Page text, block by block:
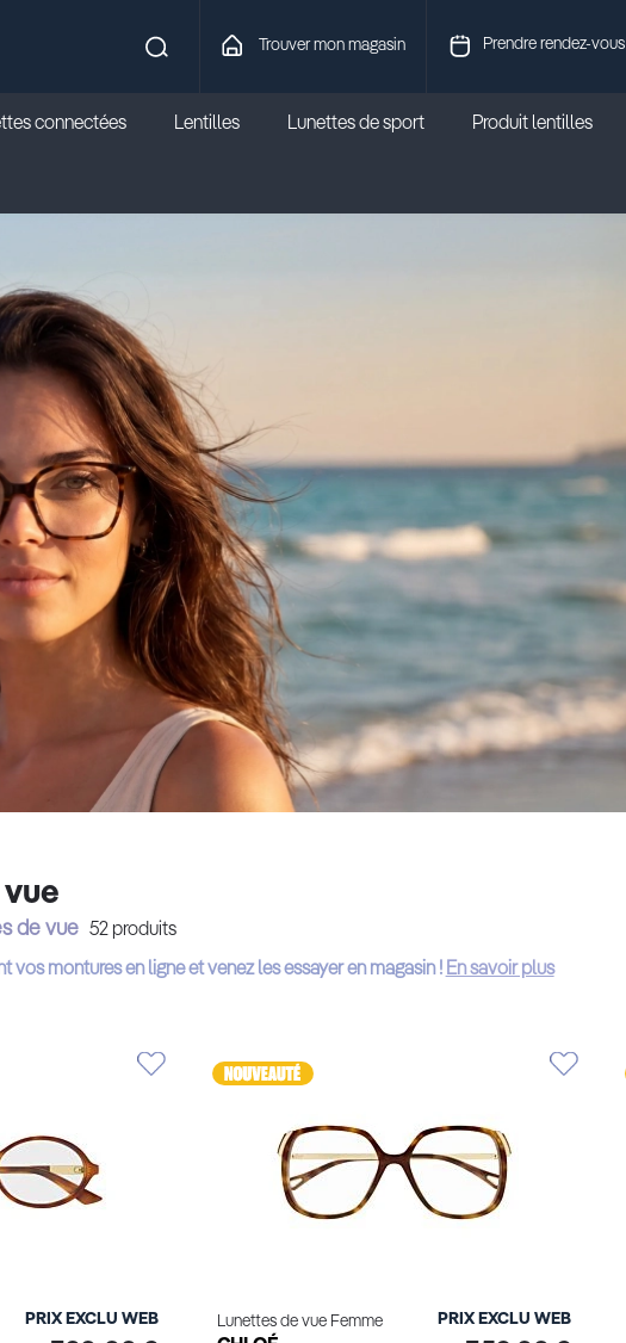
Prendre rendez-vous
Trouver mon magasin
connectées Lentilles Lunettes de sport Produit lentilles
de vue 52produits
vos montures en ligne et venez les essayer en magasin ! En savoir plus
PRIX EXCLU WEB Lunettes de vue Femme PRIX EXCLU WEB